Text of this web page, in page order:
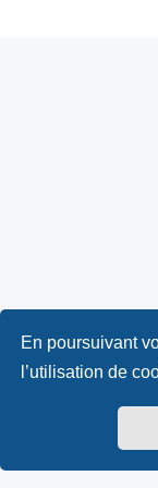
En poursuivant
l’utilisation de